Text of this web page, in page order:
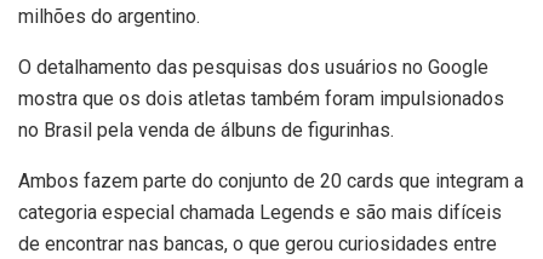
milhões do argentino.
O detalhamento das pesquisas dos usuários no Google
mostra que os dois atletas também foram impulsionados
no Brasil pela venda de álbuns de figurinhas.
Ambos fazem parte do conjunto de 20 cards que integram a
categoria especial chamada Legends e são mais difíceis
de encontrar nas bancas, o que gerou curiosidades entre